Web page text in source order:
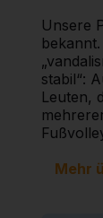
Unsere
stabil“:
Leuten,
Mehr